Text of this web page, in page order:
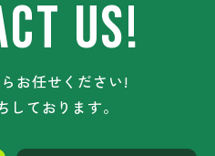
US!
お任せください!
しております。